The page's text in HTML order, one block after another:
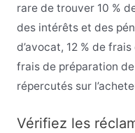
rare de trouver 10 %
des intérêts et des
d’avocat, 12 % de
frais de préparation
répercutés sur
Vérifiez les